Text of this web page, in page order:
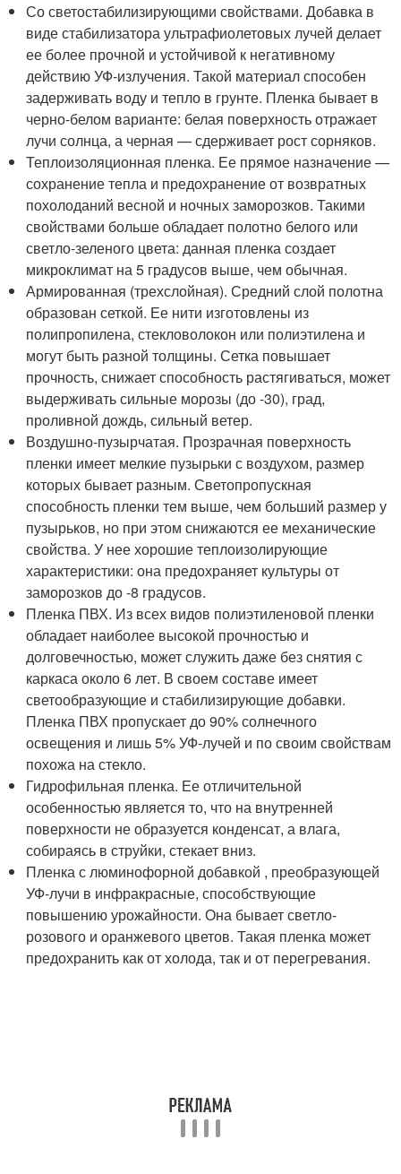
Со светостабилизирующими свойствами. Добавка в
виде стабилизатора ультрафиолетовых лучей делает
ее более прочной и устойчивой к негативному
действию УФ-излучения. Такой материал способен
задерживать воду и тепло в грунте. Пленка бывает в
черно-белом варианте: белая поверхность отражает
лучи солнца, а черная — сдерживает рост сорняков.
Теплоизоляционная пленка. Ее прямое назначение —
сохранение тепла и предохранение от возвратных
похолоданий весной и ночных заморозков. Такими
свойствами больше обладает полотно белого или
светло-зеленого цвета: данная пленка создает
микроклимат на 5 градусов выше, чем обычная.
Армированная (трехслойная). Средний слой полотна
образован сеткой. Ее нити изготовлены из
полипропилена, стекловолокон или полиэтилена и
могут быть разной толщины. Сетка повышает
прочность, снижает способность растягиваться, может
выдерживать сильные морозы (до -30), град,
проливной дождь, сильный ветер.
Воздушно-пузырчатая. Прозрачная поверхность
пленки имеет мелкие пузырьки с воздухом, размер
которых бывает разным. Светопропускная
способность пленки тем выше, чем больший размер у
пузырьков, но при этом снижаются ее механические
свойства. У нее хорошие теплоизолирующие
характеристики: она предохраняет культуры от
заморозков до -8 градусов.
Пленка ПВХ. Из всех видов полиэтиленовой пленки
обладает наиболее высокой прочностью и
долговечностью, может служить даже без снятия с
каркаса около 6 лет. В своем составе имеет
светообразующие и стабилизирующие добавки.
Пленка ПВХ пропускает до 90% солнечного
освещения и лишь 5% УФ-лучей и по своим свойствам
похожа на стекло.
Гидрофильная пленка. Ее отличительной
особенностью является то, что на внутренней
поверхности не образуется конденсат, а влага,
собираясь в струйки, стекает вниз.
Пленка с люминофорной добавкой , преобразующей
УФ-лучи в инфракрасные, способствующие
повышению урожайности. Она бывает светло-
розового и оранжевого цветов. Такая пленка может
предохранить как от холода, так и от перегревания.